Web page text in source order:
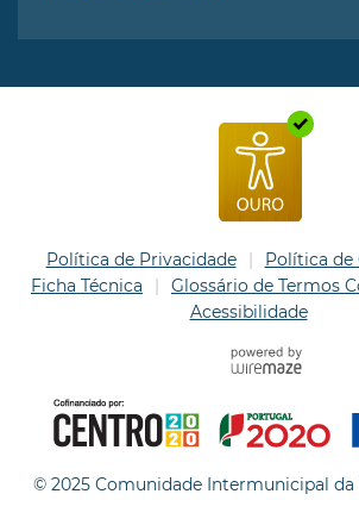
Política de Privacidade
Política de
Ficha Técnica
Glossário de Termos
Acessibilidade
© 2025 Comunidade Intermunicipal da